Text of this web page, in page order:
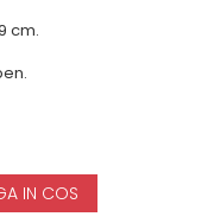
cm.
IN COS